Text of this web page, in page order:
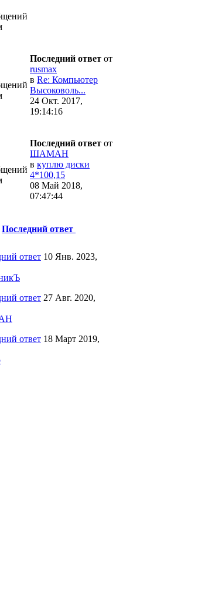
Последний ответ от
rusmax
в Re: Компьютер
Высоковоль...
24 Окт. 2017,
19:14:16
Последний ответ от
ШАМАН
в куплю диски
4*100,15
08 Май 2018,
07:47:44
Последний ответ
10 Янв. 2023,
27 Авг. 2020,
18 Март 2019,